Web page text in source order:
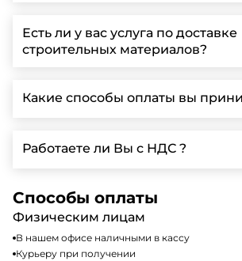
запрос через нашу официальную
заполнить форму на нашем сайте для
детальной информации и
Есть ли у вас услуга по доставке
строительных материалов?
Ленинградской области, у нас
автопарк, для обеспечения быстрой
Какие способы оплаты вы
включая наличные, банковские
кредитные карты. Подробную
Работаете ли Вы с НДС ?
налогообложения, т.е с НДС 20%
Способы оплаты
Физическим лицам
В нашем офисе наличными в кассу
Курьеру при получении